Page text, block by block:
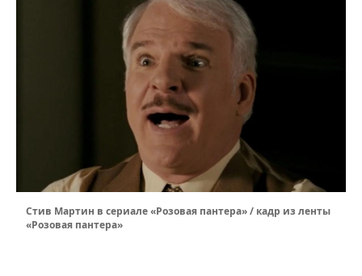
Стив Мартин в сериале «Розовая пантера» / кадр из ленты
«Розовая пантера»